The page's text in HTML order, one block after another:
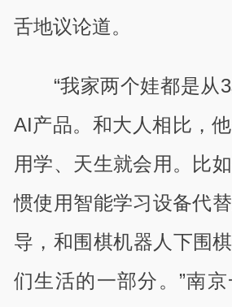
舌地议论道。
“我家两个娃都是从
AI产品。和大人相比，
用学、天生就会用。比
惯使用智能学习设备代
导，和围棋机器人下围
们生活的一部分。”南